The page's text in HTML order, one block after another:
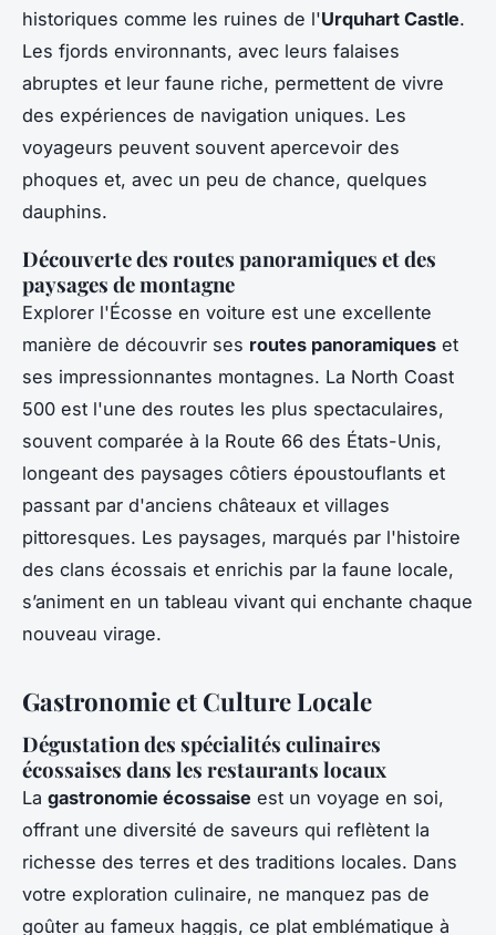
historiques comme les ruines de l'Urquhart Castle.
Les fjords environnants, avec leurs falaises
abruptes et leur faune riche, permettent de vivre
des expériences de navigation uniques. Les
voyageurs peuvent souvent apercevoir des
phoques et, avec un peu de chance, quelques
dauphins.
Découverte des routes panoramiques et des
paysages de montagne
Explorer l'Écosse en voiture est une excellente
manière de découvrir ses routes panoramiques et
ses impressionnantes montagnes. La North Coast
500 est l'une des routes les plus spectaculaires,
souvent comparée à la Route 66 des États-Unis,
longeant des paysages côtiers époustouflants et
passant par d'anciens châteaux et villages
pittoresques. Les paysages, marqués par l'histoire
des clans écossais et enrichis par la faune locale,
s’animent en un tableau vivant qui enchante chaque
nouveau virage.
Gastronomie et Culture Locale
Dégustation des spécialités culinaires
écossaises dans les restaurants locaux
La gastronomie écossaise est un voyage en soi,
offrant une diversité de saveurs qui reflètent la
richesse des terres et des traditions locales. Dans
votre exploration culinaire, ne manquez pas de
goûter au fameux haggis, ce plat emblématique à